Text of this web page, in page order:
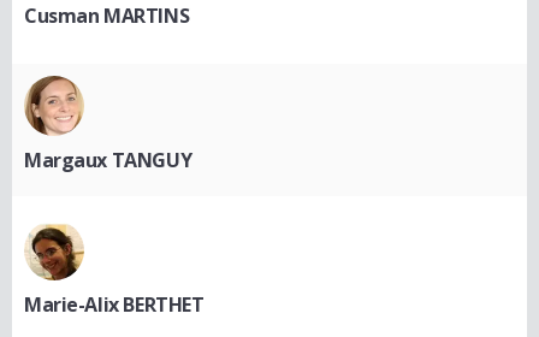
Cusman MARTINS
Margaux TANGUY
Marie-Alix BERTHET